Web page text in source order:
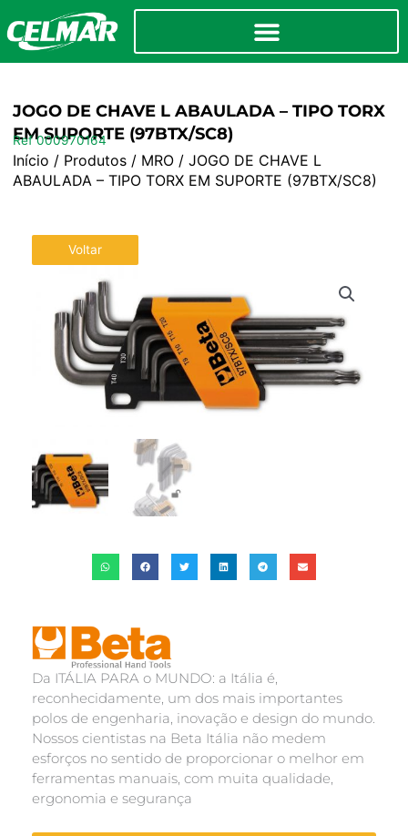
JOGO DE CHAVE L ABAULADA – TIPO TORX
EM SUPORTE (97BTX/SC8)
Ref 000970164
Início / Produtos/ MRO/ JOGO DE CHAVE L
ABAULADA – TIPO TORX EM SUPORTE (97BTX/SC8)
Voltar
Da ITÁLIA PARA o MUNDO: a Itália é,
reconhecidamente, um dos mais importantes
polos de engenharia, inovação e design do mundo.
Nossos cientistas na Beta Itália não medem
esforços no sentido de proporcionar o melhor em
ferramentas manuais, com muita qualidade,
ergonomia e segurança